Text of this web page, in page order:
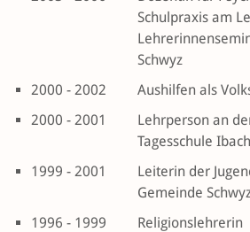
Schulpraxis am
Schwyz
2000 - 2002
Aushilfen als
2000 - 2001
Lehrperson an
Tagesschule Ibach
1999 - 2001
Leiterin der
Gemeinde
1996 - 1999
Religionslehrerin